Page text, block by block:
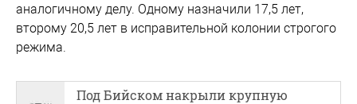
аналогичному делу. Одному назначили 17,5 лет,
второму 20,5 лет в исправительной колонии строгого
режима.
Под Бийском накрыли крупную